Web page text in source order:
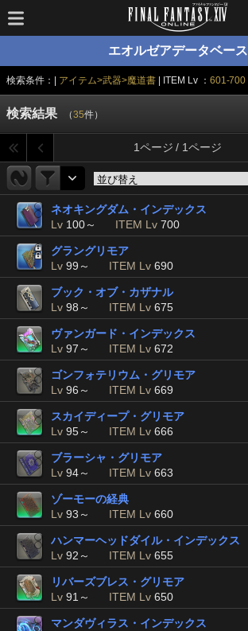
エオルゼアデータベース
検索条件：| アイテム>武器>魔道書 | ITEM Lv ： 601-700
検索結果 （35件）
1ページ / 1ページ
ネオキングダム・インデックス
Lv 100～ ITEM Lv 700
グラングリモア
Lv 99～ ITEM Lv 690
ブック・オブ・カザナル
Lv 98～ ITEM Lv 675
ヴァンガード・インデックス
Lv 97～ ITEM Lv 672
ゴンフォテリウム・グリモア
Lv 96～ ITEM Lv 669
スカイディープ・グリモア
Lv 95～ ITEM Lv 666
ブラーシャ・グリモア
Lv 94～ ITEM Lv 663
ゾーモーの経典
Lv 93～ ITEM Lv 660
ハンマーヘッドダイル・インデックス
Lv 92～ ITEM Lv 655
リバーズブレス・グリモア
Lv 91～ ITEM Lv 650
マンダヴィラス・インデックス